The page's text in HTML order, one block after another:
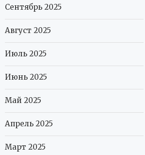
Сентябрь 2025
Август 2025
Июль 2025
Июнь 2025
Май 2025
Апрель 2025
Март 2025